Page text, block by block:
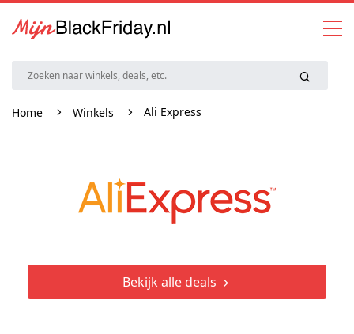
Home Winkels Ali Express
Bekijk alle deals